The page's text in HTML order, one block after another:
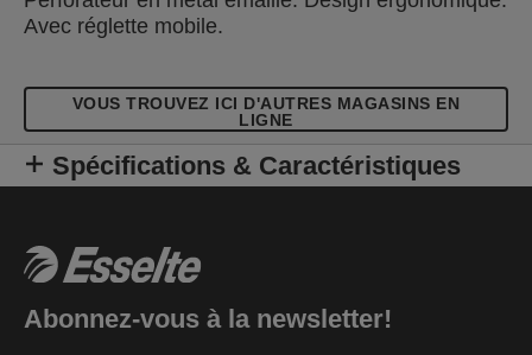
Avec réglette mobile.
VOUS TROUVEZ ICI D'AUTRES MAGASINS EN
LIGNE
Spécifications & Caractéristiques
Abonnez-vous à la newsletter!